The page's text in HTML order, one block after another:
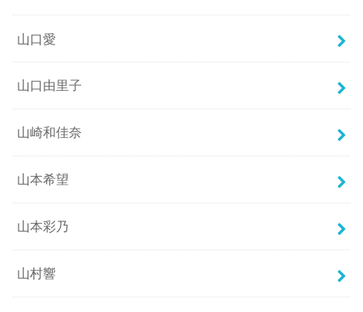
山口愛
山口由里子
山崎和佳奈
山本希望
山本彩乃
山村響